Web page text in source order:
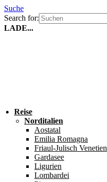
Suche
Search for:
LADE...
Reise
Norditalien
Aostatal
Emilia Romagna
Friaul-Julisch Venetien
Gardasee
Ligurien
Lombardei